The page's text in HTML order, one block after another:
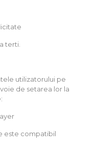
terti.
utilizatorului pe
de setarea lor la
este compatibil